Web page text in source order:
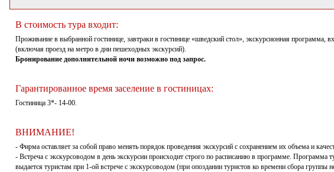
В стоимость тура входит:
Проживание в выбранной гостинице, завтраки в гостинице «шведский стол», экскурсионная программа,
(включая проезд на метро в дни пешеходных экскурсий).
Бронирование дополнительной ночи возможно под запрос.
Гарантированное время заселение в гостиницах:
Гостиница 3*- 14-00.
ВНИМАНИЕ!
- Фирма оставляет за собой право менять порядок проведения экскурсий с сохранением их объема и
- Встреча с экскурсоводом в день экскурсии происходит строго по расписанию в программе. Программа
выдается туристам при 1-ой встрече с экскурсоводом (при опоздании туристов ко времени сбора группы